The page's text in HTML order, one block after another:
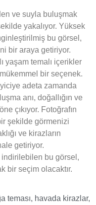
ve suyla buluşmak
yakalıyor. Yüksek
bu görsel,
bir araya getiriyor.
yaşam temalı içerikler
bir seçenek.
adeta zamanda
anı, doğallığın ve
çıkıyor. Fotoğrafın
şekilde görmenizi
ve kirazların
getiriyor.
indirilebilen bu görsel,
bir seçim olacaktır.
teması, havada kirazlar,